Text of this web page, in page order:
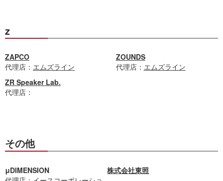
z
ZAPCO
代理店： エムズライン
ZOUNDS
代理店： エムズライン
ZR Speaker Lab.
代理店：
その他
μDIMENSION
株式会社東照